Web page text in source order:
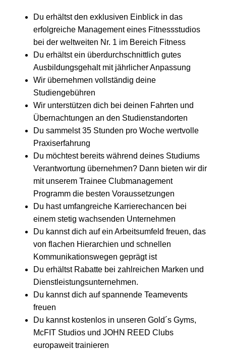
Du erhältst den exklusiven Einblick in das
erfolgreiche Management eines Fitnessstudios
bei der weltweiten Nr. 1 im Bereich Fitness
Du erhältst ein überdurchschnittlich gutes
Ausbildungsgehalt mit jährlicher Anpassung
Wir übernehmen vollständig deine
Studiengebühren
Wir unterstützen dich bei deinen Fahrten und
Übernachtungen an den Studienstandorten
Du sammelst 35 Stunden pro Woche wertvolle
Praxiserfahrung
Du möchtest bereits während deines Studiums
Verantwortung übernehmen? Dann bieten wir dir
mit unserem Trainee Clubmanagement
Programm die besten Voraussetzungen
Du hast umfangreiche Karrierechancen bei
einem stetig wachsenden Unternehmen
Du kannst dich auf ein Arbeitsumfeld freuen, das
von flachen Hierarchien und schnellen
Kommunikationswegen geprägt ist
Du erhältst Rabatte bei zahlreichen Marken und
Dienstleistungsunternehmen.
Du kannst dich auf spannende Teamevents
freuen
Du kannst kostenlos in unseren Gold´s Gyms,
McFIT Studios und JOHN REED Clubs
europaweit trainieren